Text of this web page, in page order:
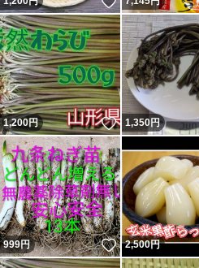
1,200円 いいね！
1,350円
999円 いいね！
2,500円